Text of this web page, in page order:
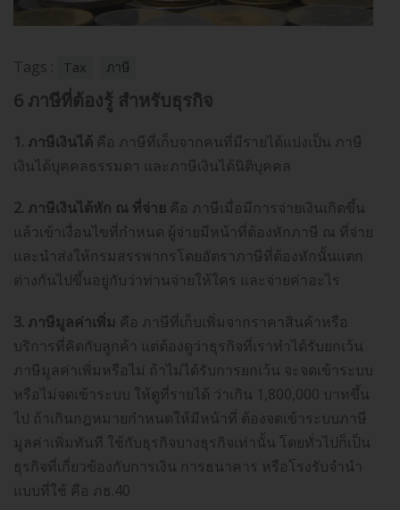
Tags : Tax ภาษี
6 ภาษีที่ต้องรู้ สำหรับธุรกิจ
1. ภาษีเงินได้ คือ ภาษีที่เก็บจากคนที่มีรายได้แบ่งเป็น ภาษี
เงินได้บุคคลธรรมดา และภาษีเงินได้นิติบุคคล
2. ภาษีเงินได้หัก ณ ที่จ่าย คือ ภาษีเมื่อมีการจ่ายเงินเกิดขึ้น
แล้วเข้าเงื่อนไขที่กำหนด ผู้จ่ายมีหน้าที่ต้องหักภาษี ณ ที่จ่าย
และนำส่งให้กรมสรรพากรโดยอัตราภาษีที่ต้องหักนั้นแตก
ต่างกันไปขึ้นอยู่กับว่าท่านจ่ายให้ใคร และจ่ายค่าอะไร
3. ภาษีมูลค่าเพิ่ม คือ ภาษีที่เก็บเพิ่มจากราคาสินค้าหรือ
บริการที่คิดกับลูกค้า แต่ต้องดูว่าธุรกิจที่เราทำได้รับยกเว้น
ภาษีมูลค่าเพิ่มหรือไม่ ถ้าไม่ได้รับการยกเว้น จะจดเข้าระบบ
หรือไม่จดเข้าระบบ ให้ดูที่รายได้ ว่าเกิน 1,800,000 บาทขึ้น
ไป ถ้าเกินกฎหมายกำหนดให้มีหน้าที่ ต้องจดเข้าระบบภาษี
มูลค่าเพิ่มทันที ใช้กับธุรกิจบางธุรกิจเท่านั้น โดยทั่วไปก็เป็น
ธุรกิจที่เกี่ยวข้องกับการเงิน การธนาคาร หรือโรงรับจำนำ
แบบที่ใช้ คือ ภธ.40